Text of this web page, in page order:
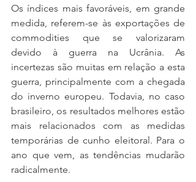
Os índices mais favoráveis, em grande
medida, referem-se às exportações de
commodities que se valorizaram
devido à guerra na Ucrânia. As
incertezas são muitas em relação a esta
guerra, principalmente com a chegada
do inverno europeu. Todavia, no caso
brasileiro, os resultados melhores estão
mais relacionados com as medidas
temporárias de cunho eleitoral. Para o
ano que vem, as tendências mudarão
radicalmente.